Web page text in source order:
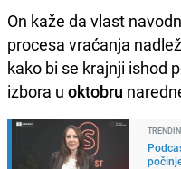
On kaže da vlast
procesa vraćanja
kako bi se krajnji ishod
izbora u oktobru